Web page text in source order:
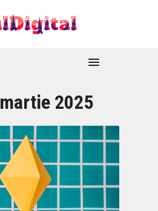
martie 2025